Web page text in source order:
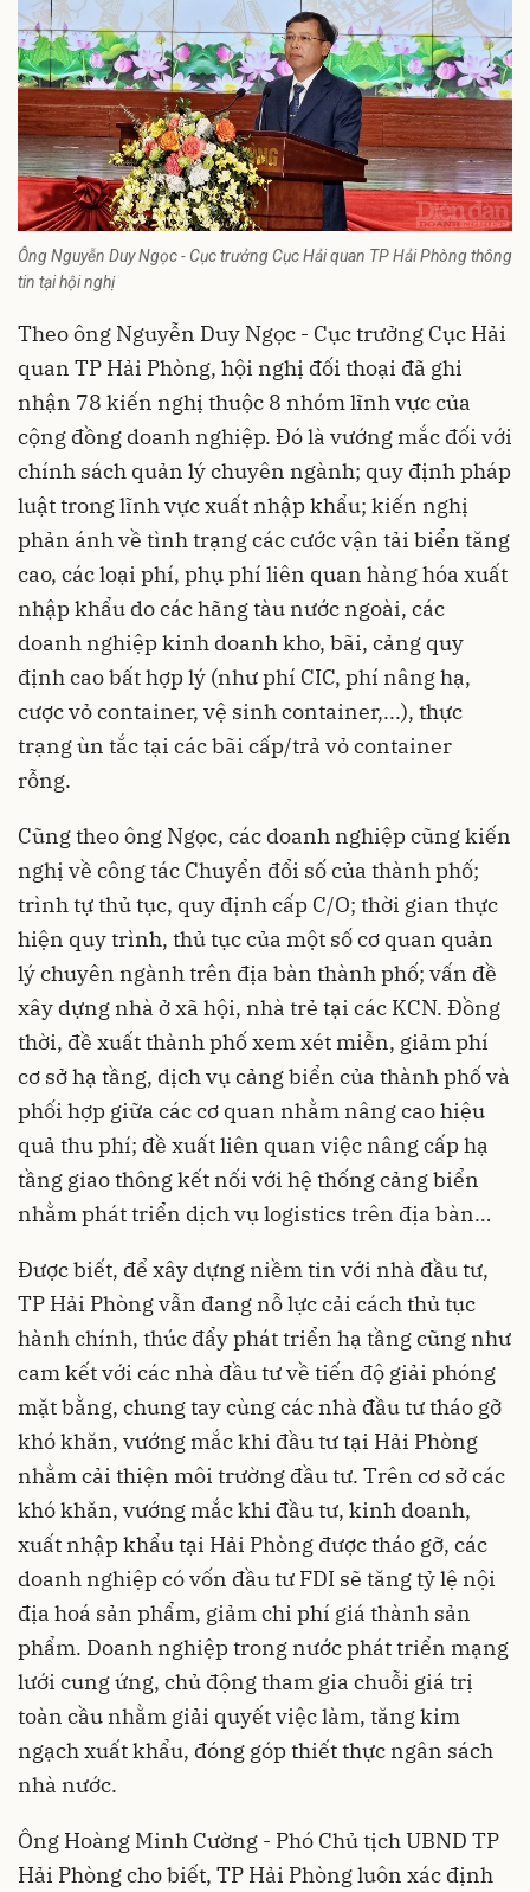
Ông Nguyễn Duy Ngọc - Cục trưởng Cục Hải quan TP Hải Phòng thông
tin tại hội nghị
Theo ông Nguyễn Duy Ngọc - Cục trưởng Cục Hải
quan TP Hải Phòng, hội nghị đối thoại đã ghi
nhận 78 kiến nghị thuộc 8 nhóm lĩnh vực của
cộng đồng doanh nghiệp. Đó là vướng mắc đối với
chính sách quản lý chuyên ngành; quy định pháp
luật trong lĩnh vực xuất nhập khẩu; kiến nghị
phản ánh về tình trạng các cước vận tải biển tăng
cao, các loại phí, phụ phí liên quan hàng hóa xuất
nhập khẩu do các hãng tàu nước ngoài, các
doanh nghiệp kinh doanh kho, bãi, cảng quy
định cao bất hợp lý (như phí CIC, phí nâng hạ,
cược vỏ container, vệ sinh container,...), thực
trạng ùn tắc tại các bãi cấp/trả vỏ container
rỗng.
Cũng theo ông Ngọc, các doanh nghiệp cũng kiến
nghị về công tác Chuyển đổi số của thành phố;
trình tự thủ tục, quy định cấp C/O; thời gian thực
hiện quy trình, thủ tục của một số cơ quan quản
lý chuyên ngành trên địa bàn thành phố; vấn đề
xây dựng nhà ở xã hội, nhà trẻ tại các KCN. Đồng
thời, đề xuất thành phố xem xét miễn, giảm phí
cơ sở hạ tầng, dịch vụ cảng biển của thành phố và
phối hợp giữa các cơ quan nhằm nâng cao hiệu
quả thu phí; đề xuất liên quan việc nâng cấp hạ
tầng giao thông kết nối với hệ thống cảng biển
nhằm phát triển dịch vụ logistics trên địa bàn…
Được biết, để xây dựng niềm tin với nhà đầu tư,
TP Hải Phòng vẫn đang nỗ lực cải cách thủ tục
hành chính, thúc đẩy phát triển hạ tầng cũng như
cam kết với các nhà đầu tư về tiến độ giải phóng
mặt bằng, chung tay cùng các nhà đầu tư tháo gỡ
khó khăn, vướng mắc khi đầu tư tại Hải Phòng
nhằm cải thiện môi trường đầu tư. Trên cơ sở các
khó khăn, vướng mắc khi đầu tư, kinh doanh,
xuất nhập khẩu tại Hải Phòng được tháo gỡ, các
doanh nghiệp có vốn đầu tư FDI sẽ tăng tỷ lệ nội
địa hoá sản phẩm, giảm chi phí giá thành sản
phẩm. Doanh nghiệp trong nước phát triển mạng
lưới cung ứng, chủ động tham gia chuỗi giá trị
toàn cầu nhằm giải quyết việc làm, tăng kim
ngạch xuất khẩu, đóng góp thiết thực ngân sách
nhà nước.
Ông Hoàng Minh Cường - Phó Chủ tịch UBND TP
Hải Phòng cho biết, TP Hải Phòng luôn xác định